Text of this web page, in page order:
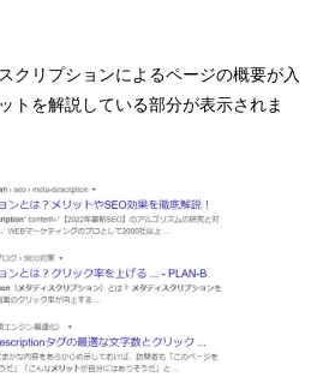
クリプションによるページの概要が入
トを解説している部分が表示されま